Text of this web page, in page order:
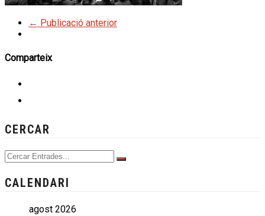
← Publicació anterior
Comparteix
CERCAR
CALENDARI
agost 2026